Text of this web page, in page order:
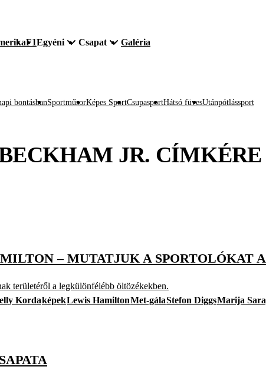
F1Egyéni Csapat Galéria
bontásbanSportműsorKépes SportCsupasportHátsó füvesUtánpótlássport
JR. CÍMKÉRE
– MUTATJUK A SPORTOLÓKAT
területéről a legkülönfélébb öltözékekben.
KordaképekLewis HamiltonMet-gálaStefon DiggsMarija